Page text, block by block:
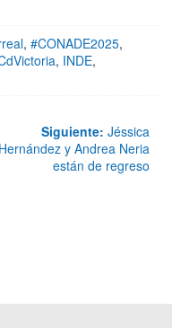
, #CONADE2025,
, INDE,
Siguiente: Jéssica
Hernández y Andrea Neria
están de regreso